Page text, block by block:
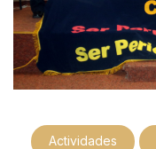
Actividades